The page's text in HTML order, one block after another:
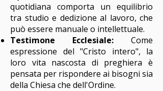
quotidiana comporta un equilibrio
tra studio e dedizione al lavoro, che
può essere manuale o intellettuale.
Testimone Ecclesiale: Come
espressione del "Cristo intero", la
loro vita nascosta di preghiera è
pensata per rispondere ai bisogni sia
della Chiesa che dell'Ordine.